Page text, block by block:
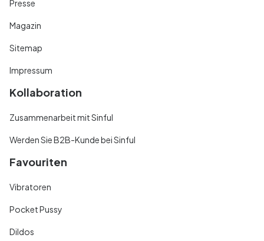
Presse
Magazin
Sitemap
Impressum
Kollaboration
Zusammenarbeit mit Sinful
Werden Sie B2B-Kunde bei Sinful
Favouriten
Vibratoren
Pocket Pussy
Dildos